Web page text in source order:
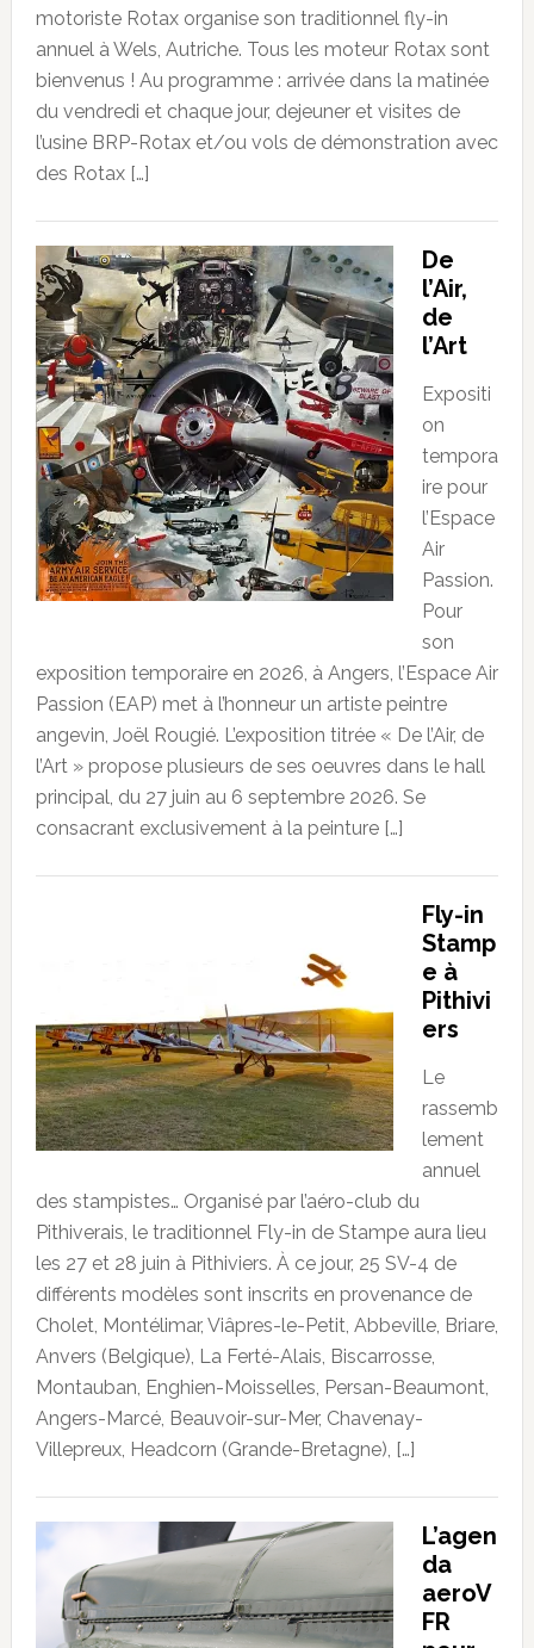
motoriste Rotax organise son traditionnel fly-in
annuel à Wels, Autriche. Tous les moteur Rotax sont
bienvenus ! Au programme : arrivée dans la matinée
du vendredi et chaque jour, dejeuner et visites de
l’usine BRP-Rotax et/ou vols de démonstration avec
des Rotax […]
De
l’Air,
de
l’Art
Expositi
on
tempora
ire pour
l’Espace
Air
Passion.
Pour
son
exposition temporaire en 2026, à Angers, l’Espace Air
Passion (EAP) met à l’honneur un artiste peintre
angevin, Joël Rougié. L’exposition titrée « De l’Air, de
l’Art » propose plusieurs de ses oeuvres dans le hall
principal, du 27 juin au 6 septembre 2026. Se
consacrant exclusivement à la peinture […]
Fly-in
Stamp
e à
Pithivi
ers
Le
rassemb
lement
annuel
des stampistes… Organisé par l’aéro-club du
Pithiverais, le traditionnel Fly-in de Stampe aura lieu
les 27 et 28 juin à Pithiviers. À ce jour, 25 SV-4 de
différents modèles sont inscrits en provenance de
Cholet, Montélimar, Viâpres-le-Petit, Abbeville, Briare,
Anvers (Belgique), La Ferté-Alais, Biscarrosse,
Montauban, Enghien-Moisselles, Persan-Beaumont,
Angers-Marcé, Beauvoir-sur-Mer, Chavenay-
Villepreux, Headcorn (Grande-Bretagne), […]
L’agen
da
aeroV
FR